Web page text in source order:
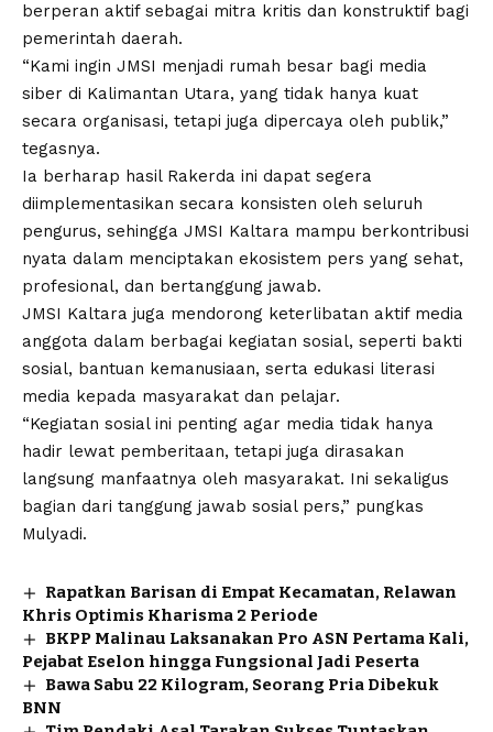
berperan aktif sebagai mitra kritis dan konstruktif bagi
pemerintah daerah.
“Kami ingin JMSI menjadi rumah besar bagi media
siber di Kalimantan Utara, yang tidak hanya kuat
secara organisasi, tetapi juga dipercaya oleh publik,”
tegasnya.
Ia berharap hasil Rakerda ini dapat segera
diimplementasikan secara konsisten oleh seluruh
pengurus, sehingga JMSI Kaltara mampu berkontribusi
nyata dalam menciptakan ekosistem pers yang sehat,
profesional, dan bertanggung jawab.
JMSI Kaltara juga mendorong keterlibatan aktif media
anggota dalam berbagai kegiatan sosial, seperti bakti
sosial, bantuan kemanusiaan, serta edukasi literasi
media kepada masyarakat dan pelajar.
“Kegiatan sosial ini penting agar media tidak hanya
hadir lewat pemberitaan, tetapi juga dirasakan
langsung manfaatnya oleh masyarakat. Ini sekaligus
bagian dari tanggung jawab sosial pers,” pungkas
Mulyadi.
Rapatkan Barisan di Empat Kecamatan, Relawan
Khris Optimis Kharisma 2 Periode
BKPP Malinau Laksanakan Pro ASN Pertama Kali,
Pejabat Eselon hingga Fungsional Jadi Peserta
Bawa Sabu 22 Kilogram, Seorang Pria Dibekuk
BNN